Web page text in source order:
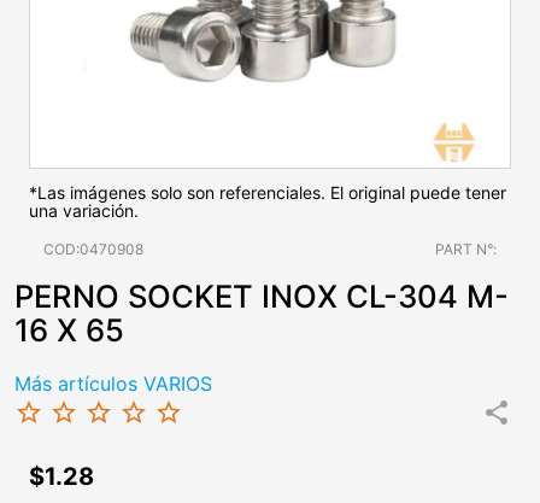
*Las imágenes solo son referenciales. El original puede tener
una variación.
COD:0470908 PART N°:
PERNO SOCKET INOX CL-304 M-
16 X 65
Más artículos VARIOS
star_border star_border star_border star_border star_border share
$1.28